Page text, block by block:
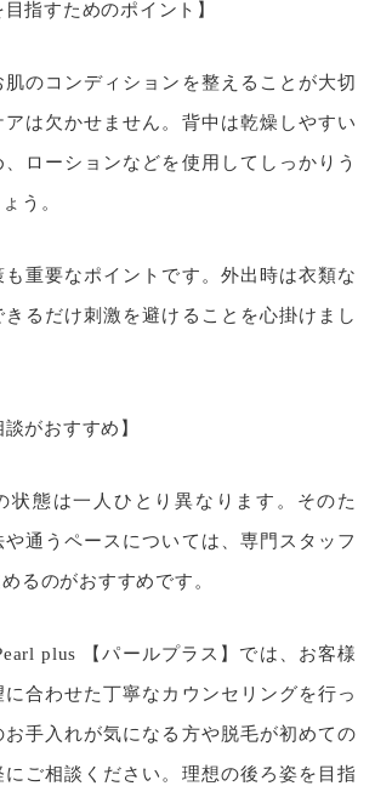
目指すためのポイント】
のコンディションを整えることが大切
は欠かせません。背中は乾燥しやすい
ローションなどを使用してしっかりう
う。
も重要なポイントです。外出時は衣類な
るだけ刺激を避けることを心掛けまし
がおすすめ】
状態は一人ひとり異なります。そのた
通うペースについては、専門スタッフ
るのがおすすめです。
plus 【パールプラス】では、お客様
合わせた丁寧なカウンセリングを行っ
手入れが気になる方や脱毛が初めての
ご相談ください。理想の後ろ姿を目指